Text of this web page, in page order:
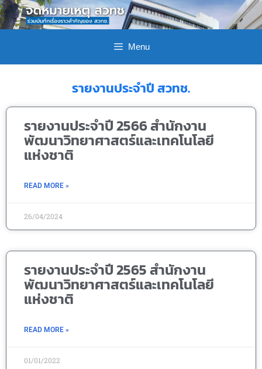
Menu
รายงานประจำปี สวทช.
รายงานประจำปี 2566 สำนักงาน
พัฒนาวิทยาศาสตร์และเทคโนโลยี
แห่งชาติ
READ MORE »
26/04/2024
รายงานประจำปี 2565 สำนักงาน
พัฒนาวิทยาศาสตร์และเทคโนโลยี
แห่งชาติ
READ MORE »
01/01/2022